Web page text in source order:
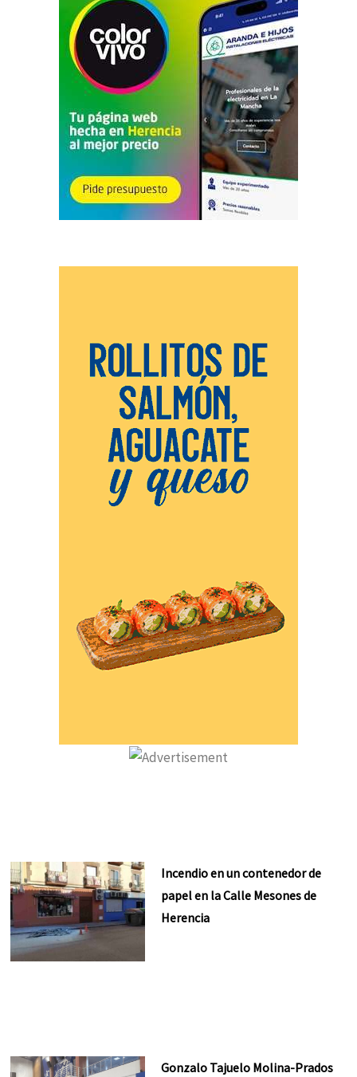
Incendio en un contenedor de
papel en la Calle Mesones de
Herencia
Gonzalo Tajuelo Molina-Prados